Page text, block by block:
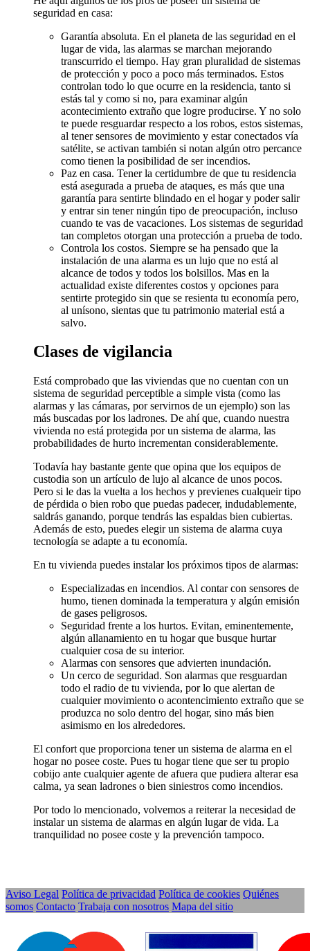
seguridad en casa:
Garantía absoluta. En el planeta de las seguridad en el
lugar de vida, las alarmas se marchan mejorando
transcurrido el tiempo. Hay gran pluralidad de sistemas
de protección y poco a poco más terminados. Estos
controlan todo lo que ocurre en la residencia, tanto si
estás tal y como si no, para examinar algún
acontecimiento extraño que logre producirse. Y no solo
te puede resguardar respecto a los robos, estos sistemas,
al tener sensores de movimiento y estar conectados vía
satélite, se activan también si notan algún otro percance
como tienen la posibilidad de ser incendios.
Paz en casa. Tener la certidumbre de que tu residencia
está asegurada a prueba de ataques, es más que una
garantía para sentirte blindado en el hogar y poder salir
y entrar sin tener ningún tipo de preocupación, incluso
cuando te vas de vacaciones. Los sistemas de seguridad
tan completos otorgan una protección a prueba de todo.
Controla los costos. Siempre se ha pensado que la
instalación de una alarma es un lujo que no está al
alcance de todos y todos los bolsillos. Mas en la
actualidad existe diferentes costos y opciones para
sentirte protegido sin que se resienta tu economía pero,
al unísono, sientas que tu patrimonio material está a
salvo.
Clases de vigilancia
Está comprobado que las viviendas que no cuentan con un
sistema de seguridad perceptible a simple vista (como las
alarmas y las cámaras, por servirnos de un ejemplo) son las
más buscadas por los ladrones. De ahí que, cuando nuestra
vivienda no está protegida por un sistema de alarma, las
probabilidades de hurto incrementan considerablemente.
Todavía hay bastante gente que opina que los equipos de
custodia son un artículo de lujo al alcance de unos pocos.
Pero si le das la vuelta a los hechos y previenes cualqueir tipo
de pérdida o bien robo que puedas padecer, indudablemente,
saldrás ganando, porque tendrás las espaldas bien cubiertas.
Además de esto, puedes elegir un sistema de alarma cuya
tecnología se adapte a tu economía.
En tu vivienda puedes instalar los próximos tipos de alarmas:
Especializadas en incendios. Al contar con sensores de
humo, tienen dominada la temperatura y algún emisión
de gases peligrosos.
Seguridad frente a los hurtos. Evitan, eminentemente,
algún allanamiento en tu hogar que busque hurtar
cualquier cosa de su interior.
Alarmas con sensores que advierten inundación.
Un cerco de seguridad. Son alarmas que resguardan
todo el radio de tu vivienda, por lo que alertan de
cualquier movimiento o acontencimiento extraño que se
produzca no solo dentro del hogar, sino más bien
asimismo en los alrededores.
El confort que proporciona tener un sistema de alarma en el
hogar no posee coste. Pues tu hogar tiene que ser tu propio
cobijo ante cualquier agente de afuera que pudiera alterar esa
calma, ya sean ladrones o bien siniestros como incendios.
Por todo lo mencionado, volvemos a reiterar la necesidad de
instalar un sistema de alarmas en algún lugar de vida. La
tranquilidad no posee coste y la prevención tampoco.
Aviso Legal Política de privacidad Política de cookies Quiénes
somos Contacto Trabaja con nosotros Mapa del sitio